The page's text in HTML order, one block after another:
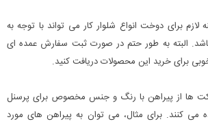
برای دوخت انواع شلوار کار می تواند با توجه به
البته به طور حتم در صورت ثبت سفارش عمده ای
برای خرید این محصولات دریافت کنید.
ها از پیراهن با رنگ و جنس مخصوص برای پرسنل
می کنند. برای مثال، می توان به پیراهن های مورد